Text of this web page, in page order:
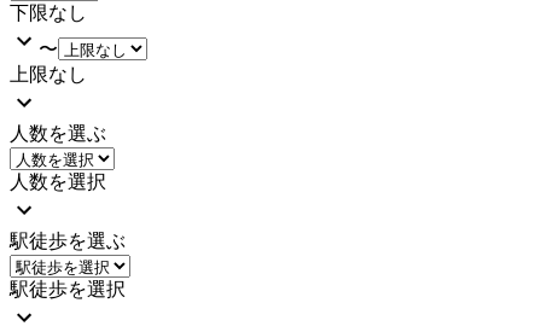
下限なし
〜
上限なし
人数を選ぶ
人数を選択
駅徒歩を選ぶ
駅徒歩を選択